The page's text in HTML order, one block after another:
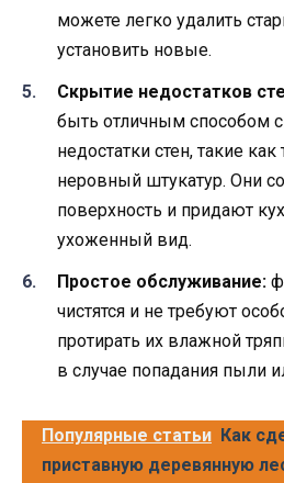
можете легко удалить
установить новые.
Скрытие недостатков
быть отличным способом
недостатки стен, такие
неровный штукатур. Они
поверхность и придают
ухоженный вид.
Простое обслуживание:
чистятся и не требуют
протирать их влажной
в случае попадания пыли
Популярные статьи Как
приставную деревянную